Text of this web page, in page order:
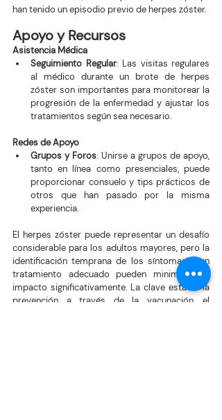
han tenido un episodio previo de herpes zóster.
Apoyo y Recursos
Asistencia Médica
Seguimiento Regular: Las visitas regulares
al médico durante un brote de herpes
zóster son importantes para monitorear la
progresión de la enfermedad y ajustar los
tratamientos según sea necesario.
Redes de Apoyo
Grupos y Foros: Unirse a grupos de apoyo,
tanto en línea como presenciales, puede
proporcionar consuelo y tips prácticos de
otros que han pasado por la misma
experiencia.
El herpes zóster puede representar un desafío
considerable para los adultos mayores, pero la
identificación temprana de los síntomas y un
tratamiento adecuado pueden minimizar su
impacto significativamente. La clave está en la
prevención a través de la vacunación, el